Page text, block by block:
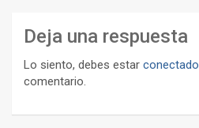
Deja una respuesta
Lo siento, debes estar conectado
comentario.